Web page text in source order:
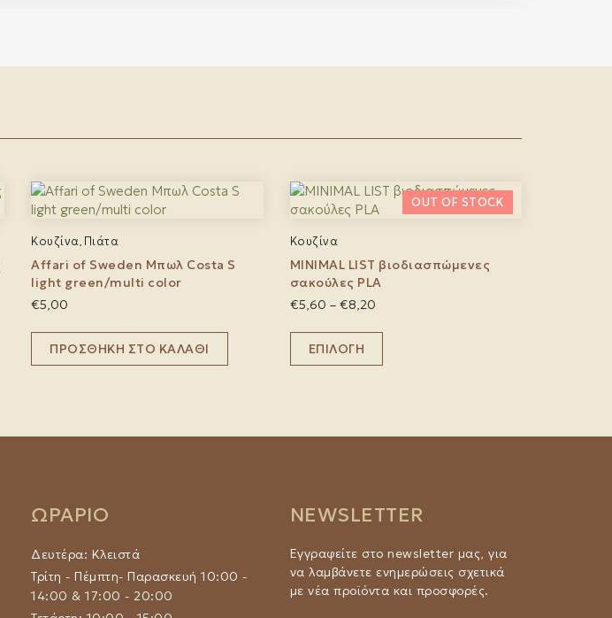
Κουζίνα, Πιάτα
Affari of Sweden Μπωλ Costa S
light green/multi color
€5,00
ΠΡΟΣΘΉΚΗ ΣΤΟ ΚΑΛΆΘΙ
ΠΡΟΣΦΟΡΆ!
Κουζίνα
MINIMAL LIST βιοδιασπώμενες
σακούλες PLA
€5,60 – €8,20Price
ΕΠΙΛΟΓΉ
Αυτό
προϊόν
επιλεγούν
σελίδα
του
προϊόντος
ΩΡΑΡΙΟ
Δευτέρα: Κλειστά
Τρίτη - Πέμπτη- Παρασκευή 10:00 -
14:00 & 17:00 - 20:00
NEWSLETTER
Εγγραφείτε στο newsletter μας, για
να λαμβάνετε ενημερώσεις σχετικά
με νέα προϊόντα και προσφορές.